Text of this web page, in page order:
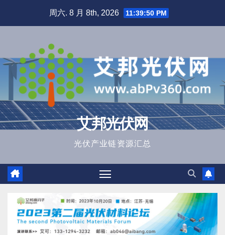
周六. 8 月 8th, 2026 11:39:51 PM
艾邦光伏网
光伏产业链资源汇总